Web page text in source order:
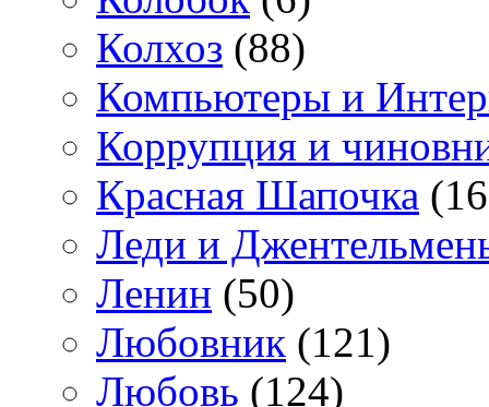
Колхоз (88)
Компьютеры и
Коррупция и
Красная Шапочка
Леди и
Ленин (50)
Любовник (121)
Любовь (124)